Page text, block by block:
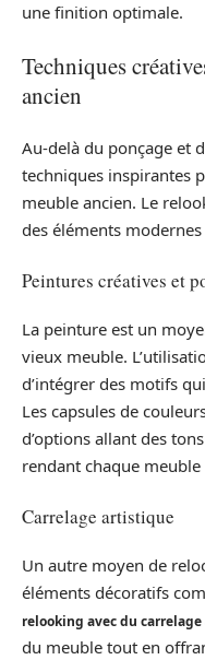
une finition optimale.
Techniques
ancien
Au-delà du ponçage et
techniques inspirantes
meuble ancien. Le
des éléments
Peintures créatives et
La peinture est un
vieux meuble.
d’intégrer des motifs
Les capsules de
d’options allant des
rendant chaque
Carrelage artistique
Un autre moyen de
éléments décoratifs
relooking avec du
du meuble tout en